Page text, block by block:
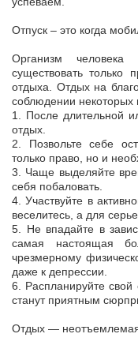
Отпуск – это когда
Организм
существовать только
отдыха. Отдых на
соблюдении некоторых
1. После длительной
отдых.
2. Позвольте себе
только право, но и
3. Чаще выделяйте
себя побаловать.
4. Участвуйте в
веселитесь, а для
5. Не впадайте в
самая настоящая
чрезмерному
даже к депрессии.
6. Распланируйте
станут приятным
Отдых — неотъемлемая